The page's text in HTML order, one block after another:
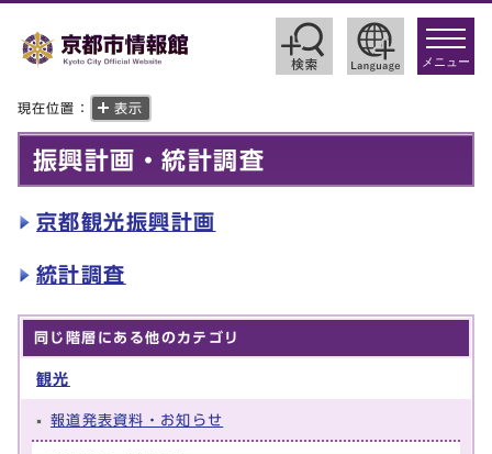
toggle
メニュー
現在位置： 表示
振興計画・統計調査
京都観光振興計画
統計調査
同じ階層にある他のカテゴリ
観光
報道発表資料・お知らせ